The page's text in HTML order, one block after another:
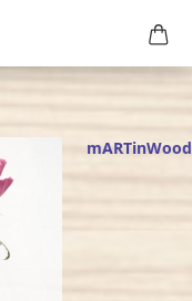
mARTinWood